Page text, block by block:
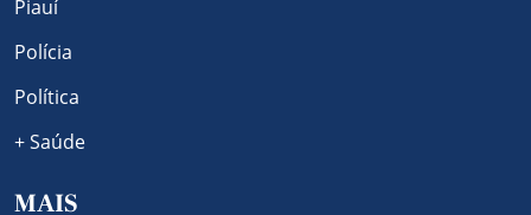
Piauí
Polícia
Política
+ Saúde
MAIS